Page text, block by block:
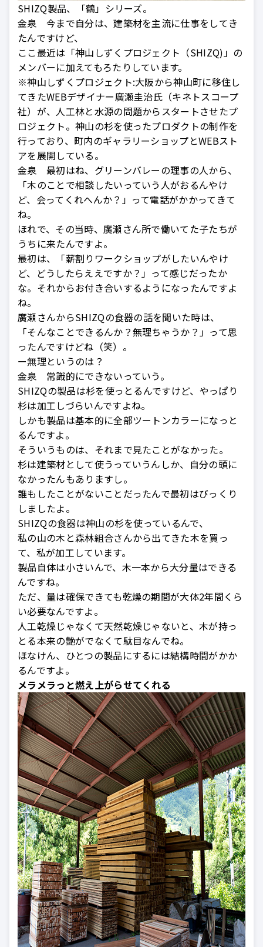
SHIZQ製品、「鶴」シリーズ。
金泉 今まで自分は、建築材を主流に仕事をしてき
たんですけど、
ここ最近は「神山しずくプロジェクト（SHIZQ)」の
メンバーに加えてもろたりしています。
※神山しずくプロジェクト:大阪から神山町に移住し
てきたWEBデザイナー廣瀬圭治氏（キネトスコープ
社）が、人工林と水源の問題からスタートさせたプ
ロジェクト。神山の杉を使ったプロダクトの制作を
行っており、町内のギャラリーショップとWEBスト
アを展開している。
金泉 最初はね、グリーンバレーの理事の人から、
「木のことで相談したいっていう人がおるんやけ
ど、会ってくれへんか？」って電話がかかってきて
ね。
ほれで、その当時、廣瀬さん所で働いてた子たちが
うちに来たんですよ。
最初は、「薪割りワークショップがしたいんやけ
ど、どうしたらええですか？」って感じだったか
な。それからお付き合いするようになったんですよ
ね。
廣瀬さんからSHIZQの食器の話を聞いた時は、
「そんなことできるんか？無理ちゃうか？」って思
ったんですけどね（笑）。
ー無理というのは？
金泉 常識的にできないっていう。
SHIZQの製品は杉を使っとるんですけど、やっぱり
杉は加工しづらいんですよね。
しかも製品は基本的に全部ツートンカラーになっと
るんですよ。
そういうものは、それまで見たことがなかった。
杉は建築材として使うっていうんしか、自分の頭に
なかったんもありますし。
誰もしたことがないことだったんで最初はびっくり
しましたよ。
SHIZQの食器は神山の杉を使っているんで、
私の山の木と森林組合さんから出てきた木を買っ
て、私が加工しています。
製品自体は小さいんで、木一本から大分量はできる
んですね。
ただ、量は確保できても乾燥の期間が大体2年間くら
い必要なんですよ。
人工乾燥じゃなくて天然乾燥じゃないと、木が持っ
とる本来の艶がでなくて駄目なんでね。
ほなけん、ひとつの製品にするには結構時間がかか
るんですよ。
メラメラっと燃え上がらせてくれる